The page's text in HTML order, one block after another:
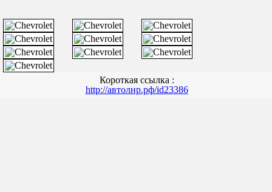
Короткая ссылка :
http://автолнр.рф/id23386